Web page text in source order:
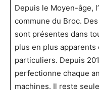
Depuis le Moyen-âge,
commune du Broc.
sont présentes dans
plus en plus
particuliers. Depuis
perfectionne chaque
machines. Il reste